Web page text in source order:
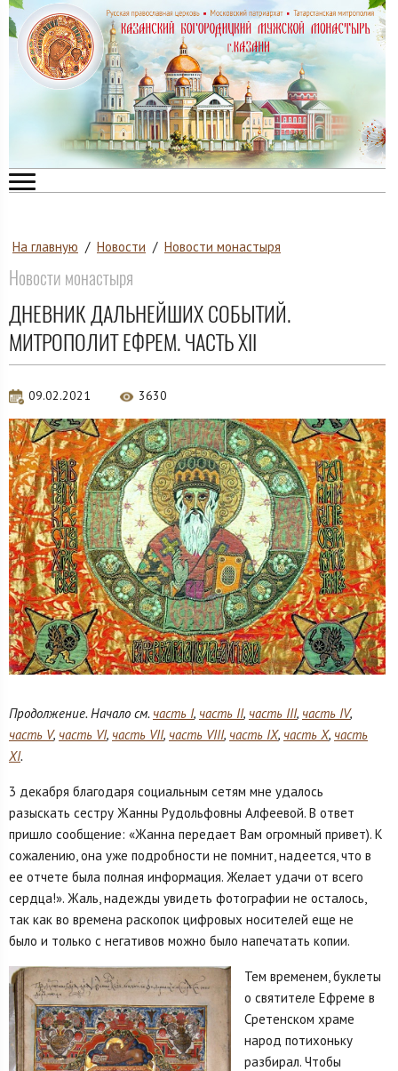
На главную / Новости / Новости монастыря
Новости монастыря
ДНЕВНИК ДАЛЬНЕЙШИХ СОБЫТИЙ.
МИТРОПОЛИТ ЕФРЕМ. ЧАСТЬ XII
09.02.2021 3630
Продолжение. Начало см. часть I, часть II, часть III, часть IV,
часть V, часть VI, часть VII, часть VIII, часть IX, часть X, часть
XI.
3 декабря благодаря социальным сетям мне удалось
разыскать сестру Жанны Рудольфовны Алфеевой. В ответ
пришло сообщение: «Жанна передает Вам огромный привет). К
сожалению, она уже подробности не помнит, надеется, что в
ее отчете была полная информация. Желает удачи от всего
сердца!». Жаль, надежды увидеть фотографии не осталось,
так как во времена раскопок цифровых носителей еще не
было и только с негативов можно было напечатать копии.
Тем временем, буклеты
о святителе Ефреме в
Сретенском храме
народ потихоньку
разбирал. Чтобы